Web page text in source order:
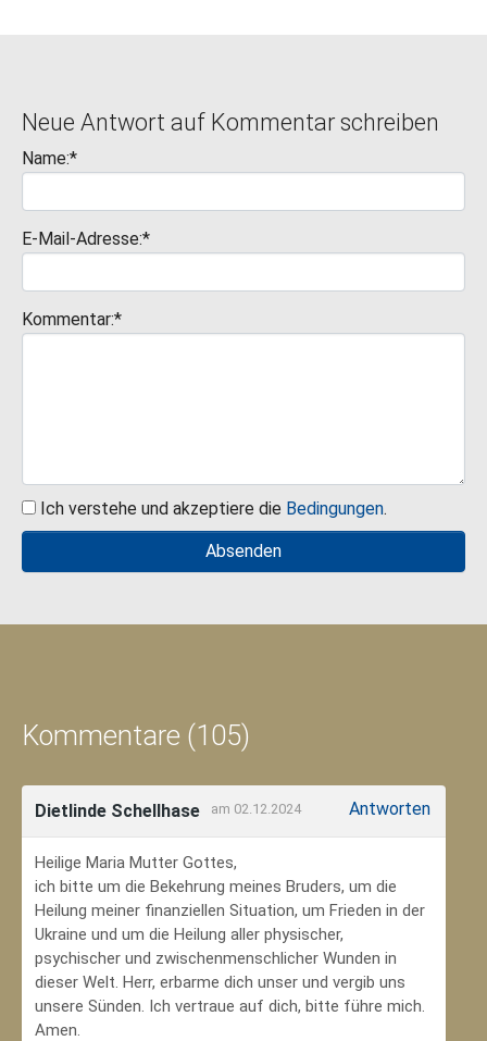
Neue Antwort auf Kommentar schreiben
Name:*
E-Mail-Adresse:*
Kommentar:*
Ich verstehe und akzeptiere die Bedingungen.
Kommentare (105)
Dietlinde Schellhase am 02.12.2024 Antworten
Heilige Maria Mutter Gottes,
ich bitte um die Bekehrung meines Bruders, um die
Heilung meiner finanziellen Situation, um Frieden in der
Ukraine und um die Heilung aller physischer,
psychischer und zwischenmenschlicher Wunden in
dieser Welt. Herr, erbarme dich unser und vergib uns
unsere Sünden. Ich vertraue auf dich, bitte führe mich.
Amen.